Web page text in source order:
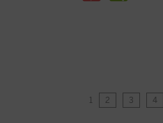
1 2 3 4